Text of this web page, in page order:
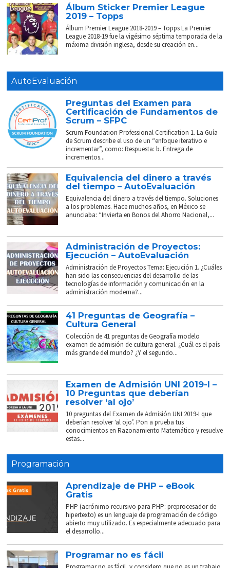
Álbum Sticker Premier League
2019 – Topps
Álbum Premier League 2018-2019 – Topps La Premier
League 2018-19 fue la vigésimo séptima temporada de la
máxima división inglesa, desde su creación en...
AutoEvaluación
Preguntas del Examen para
Certificación de Fundamentos de
Scrum – SFPC
Scrum Foundation Professional Certification 1. La Guía
de Scrum describe el uso de un “enfoque iterativo e
incrementar”, como: Respuesta: b. Entrega de
incrementos...
Equivalencia del dinero a través
del tiempo – AutoEvaluación
Equivalencia del dinero a través del tiempo. Soluciones
a los problemas. Hace muchos años, en México se
anunciaba: “Invierta en Bonos del Ahorro Nacional,...
Administración de Proyectos:
Ejecución – AutoEvaluación
Administración de Proyectos Tema: Ejecución 1. ¿Cuáles
han sido las consecuencias del desarrollo de las
tecnologías de información y comunicación en la
administración moderna?...
41 Preguntas de Geografía –
Cultura General
Colección de 41 preguntas de Geografía modelo
examen de admisión de cultura general. ¿Cuál es el país
más grande del mundo? ¿Y el segundo...
Examen de Admisión UNI 2019-I –
10 Preguntas que deberían
resolver ‘al ojo’
10 preguntas del Examen de Admisión UNI 2019-I que
deberían resolver ‘al ojo’. Pon a prueba tus
conocimientos en Razonamiento Matemático y resuelve
estas...
Programación
Aprendizaje de PHP – eBook
Gratis
PHP (acrónimo recursivo para PHP: preprocesador de
hipertexto) es un lenguaje de programación de código
abierto muy utilizado. Es especialmente adecuado para
el desarrollo...
Programar no es fácil